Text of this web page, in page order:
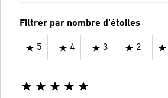
Filtrer par nombre d'étoiles
5 4 3 2